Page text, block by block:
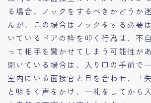
る場合、ノックをするべきかどうか
んが、この場合はノックをする必要
いているドアの枠を叩く行為は、不
って相手を驚かせてしまう可能性が
開いている場合は、入り口の手前で
室内にいる面接官と目を合わせ、「
と明るく声をかけ、一礼をしてから